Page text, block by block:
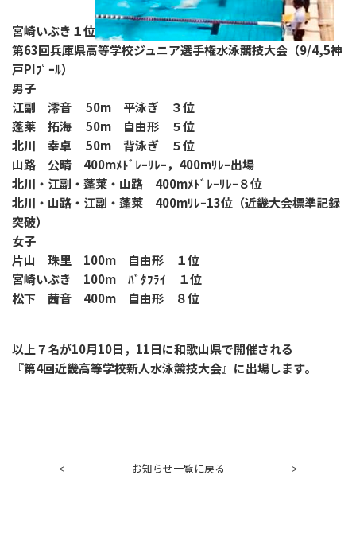
宮崎いぶき１位
第63回兵庫県高等学校ジュニア選手権水泳競技大会（9/4,5神
戸PIﾌﾟｰﾙ）
男子
江副 澪音 50m 平泳ぎ ３位
蓬莱 拓海 50m 自由形 ５位
北川 幸卓 50m 背泳ぎ ５位
山路 公晴 400mﾒﾄﾞﾚｰﾘﾚｰ，400mﾘﾚｰ出場
北川・江副・蓬莱・山路 400mﾒﾄﾞﾚｰﾘﾚｰ８位
北川・山路・江副・蓬莱 400mﾘﾚｰ13位（近畿大会標準記録
突破）
女子
片山 珠里 100m 自由形 １位
宮崎いぶき 100m ﾊﾞﾀﾌﾗｲ １位
松下 茜音 400m 自由形 ８位
以上７名が10月10日，11日に和歌山県で開催される
『第4回近畿高等学校新人水泳競技大会』に出場します。
< お知らせ一覧に戻る >